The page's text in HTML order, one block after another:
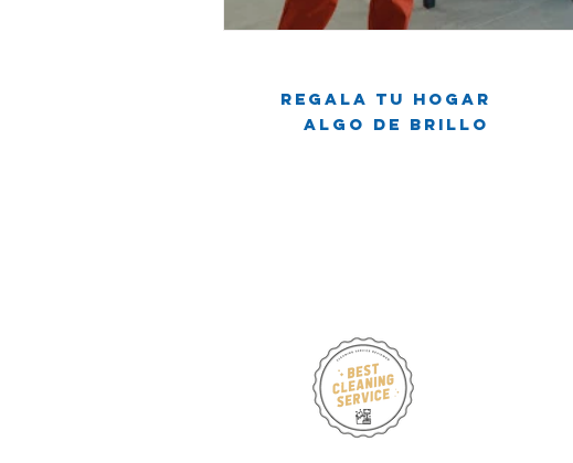
Regala tu hogar
Algo de brillo